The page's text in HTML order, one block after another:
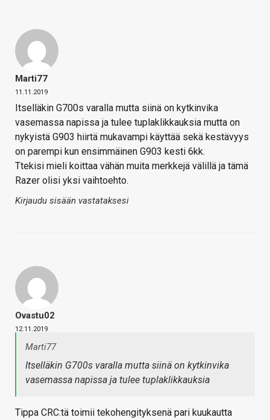
Marti77
11.11.2019
Itselläkin G700s varalla mutta siinä on kytkinvika
vasemassa napissa ja tulee tuplaklikkauksia mutta on
nykyistä G903 hiirtä mukavampi käyttää sekä kestävyys
on parempi kun ensimmäinen G903 kesti 6kk.
Ttekisi mieli koittaa vähän muita merkkejä välillä ja tämä
Razer olisi yksi vaihtoehto.
Kirjaudu sisään vastataksesi
Ovastu02
12.11.2019
Marti77
Itselläkin G700s varalla mutta siinä on kytkinvika
vasemassa napissa ja tulee tuplaklikkauksia
Tippa CRC:tä toimii tekohengityksenä pari kuukautta